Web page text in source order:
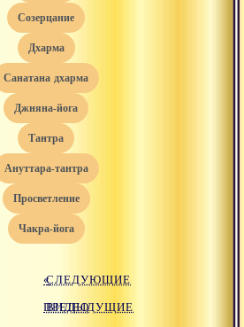
созерцание
дхарма
санатана дхарма
джняна-йога
тантра
ануттара-тантра
просветление
чакра-йога
«
ПРЕДЫДУЩИЕ
СЛЕДУЮЩИЕ
ВИДЕО